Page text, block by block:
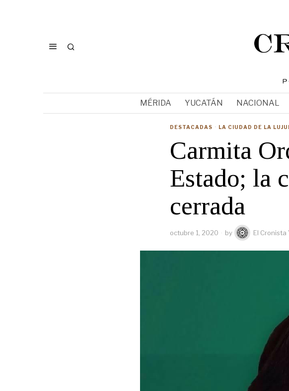
MÉRIDA YUCATÁN NACIONAL
DESTACADAS · LA CIUDAD DE LA
Carmita
Estado; la
cerrada
octubre 1, 2020 by El Cronista